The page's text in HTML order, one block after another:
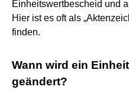
Einheitswertbescheid und
Hier ist es oft als
finden.
Wann wird ein
geändert?